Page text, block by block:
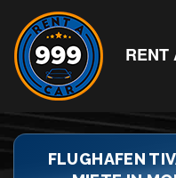
RENT
FLUGHAFEN